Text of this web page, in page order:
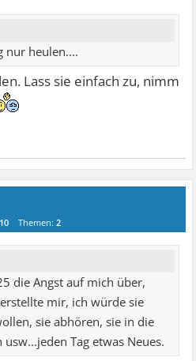
nur heulen....
Lass sie einfach zu, nimm
Themen:2
die Angst auf mich über,
mir, ich würde sie
sie abhören, sie in die
Tag etwas Neues.